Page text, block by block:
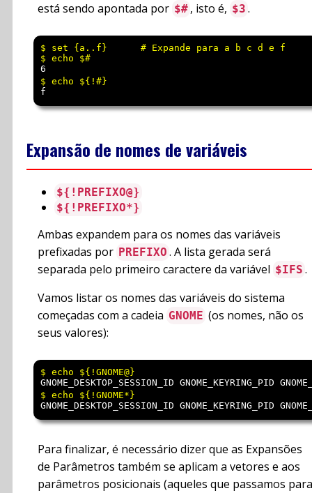
está sendo apontada por $# , isto é, $3 .
$ set {a..f}      # Expande para a b c d e f
6
f
Expansão de nomes de variáveis
${!PREFIXO@}
${!PREFIXO*}
Ambas expandem para os nomes das variáveis
prefixadas por PREFIXO . A lista gerada será
separada pelo primeiro caractere da variável $IFS .
Vamos listar os nomes das variáveis do sistema
começadas com a cadeia GNOME (os nomes, não os
seus valores):
GNOME_DESKTOP_SESSION_ID GNOME_KEYRING_PID
GNOME_DESKTOP_SESSION_ID GNOME_KEYRING_PID
Para finalizar, é necessário dizer que as Expansões
de Parâmetros também se aplicam a vetores e aos
parâmetros posicionais (aqueles que passamos para